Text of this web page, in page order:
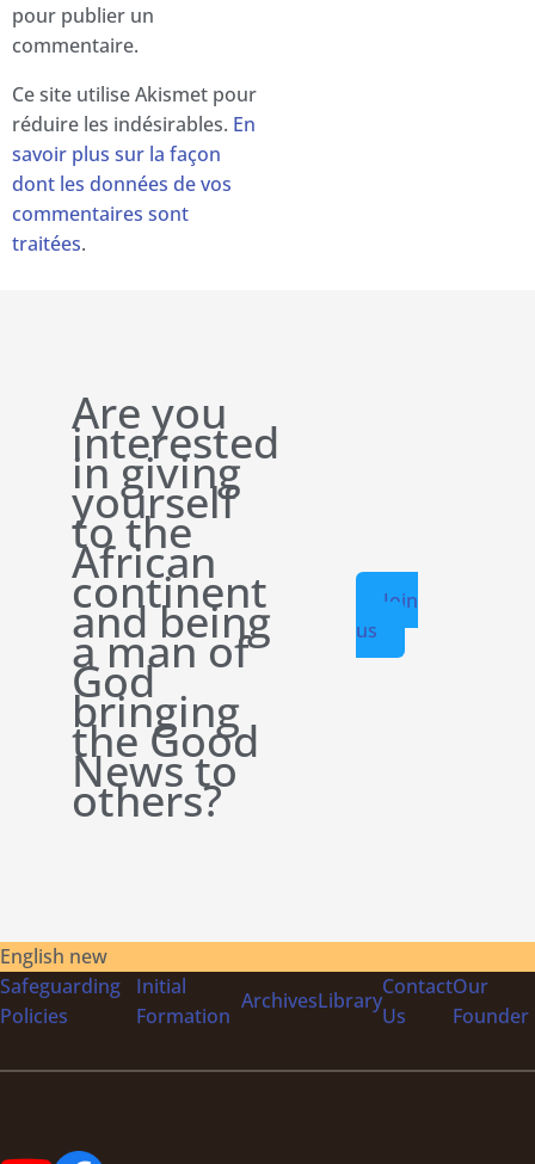
pour publier un
commentaire.
Ce site utilise Akismet pour
réduire les indésirables. En
savoir plus sur la façon
dont les données de vos
commentaires sont
traitées.
Are you
interested
in giving
yourself
to the
African
continent
and being
a man of
God
bringing
the Good
News to
others?
Join
us
English new
Safeguarding
Policies
Initial
Formation
ArchivesLibrary
Contact
Us
Our
Founder